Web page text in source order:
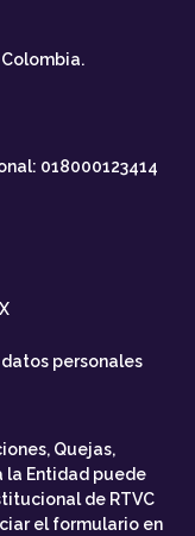
Colombia.
018000123414
X
personales
Quejas,
la Entidad puede
de RTVC
el formulario en